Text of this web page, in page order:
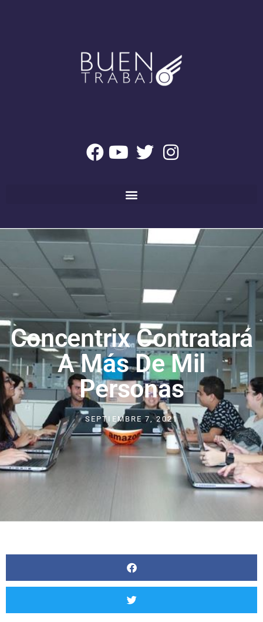
Concentrix Contratará
A Más De Mil
Personas
SEPTIEMBRE 7, 2021